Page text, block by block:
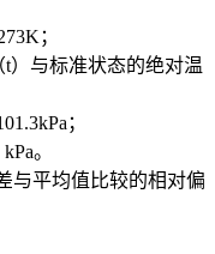
；
与标准状态的绝对温
；
。
平均值比较的相对偏